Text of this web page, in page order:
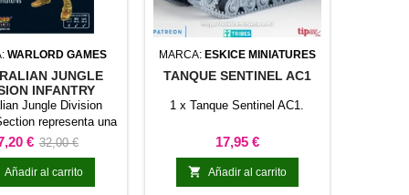
WARLORD GAMES
JUNGLE
INFANTRY
SECTION
Jungle Division
representa una
de tipo unidad de
permite incorporar
concreta al
€ Precio
base
32,00 €
Añadir al carrito
MARCA: ESKICE MINIATURES
TANQUE SENTINEL AC1
1 x Tanque Sentinel AC1.
Precio
17,95 €
 Añadir al carrito